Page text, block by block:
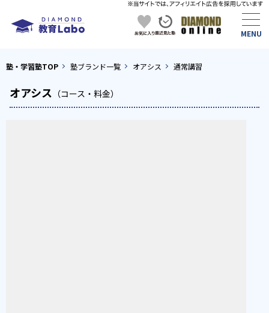
塾・学習塾TOP 塾ブランド一覧 オアシス 通常講習
オアシス （コース・料金）